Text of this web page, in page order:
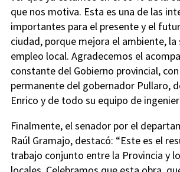
que nos motiva. Esta es una de las
importantes para el presente y el
ciudad, porque mejora el ambiente, la
empleo local. Agradecemos el
constante del Gobierno provincial,
permanente del gobernador Pullaro,
Enrico y de todo su equipo de
Finalmente, el senador por el
Raúl Gramajo, destacó: “Este es el
trabajo conjunto entre la Provincia y